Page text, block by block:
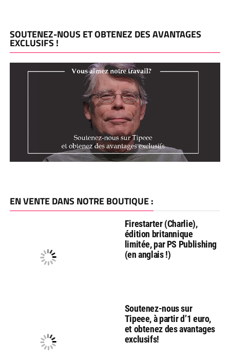
SOUTENEZ-NOUS ET OBTENEZ DES AVANTAGES
EXCLUSIFS !
EN VENTE DANS NOTRE BOUTIQUE :
Firestarter (Charlie),
édition britannique
limitée, par PS Publishing
(en anglais !)
Soutenez-nous sur
Tipeee, à partir d’1 euro,
et obtenez des avantages
exclusifs!